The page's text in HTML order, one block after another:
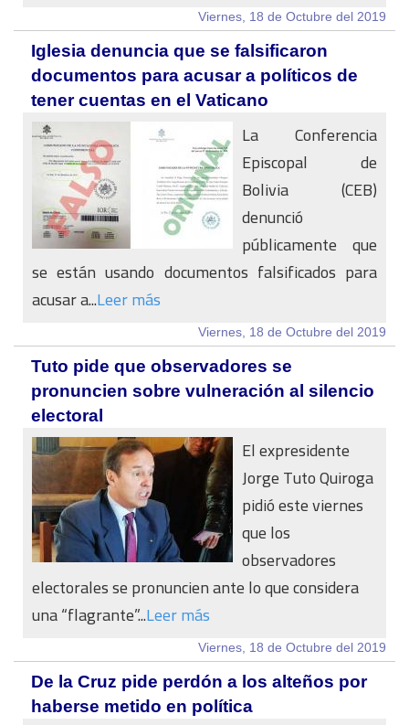
Viernes, 18 de Octubre del 2019
Iglesia denuncia que se falsificaron
documentos para acusar a políticos de
tener cuentas en el Vaticano
La Conferencia
Episcopal de
Bolivia (CEB)
denunció
públicamente que
se están usando documentos falsificados para
acusar a...Leer más
Viernes, 18 de Octubre del 2019
Tuto pide que observadores se
pronuncien sobre vulneración al silencio
electoral
El expresidente
Jorge Tuto Quiroga
pidió este viernes
que los
observadores
electorales se pronuncien ante lo que considera
una “flagrante”...Leer más
Viernes, 18 de Octubre del 2019
De la Cruz pide perdón a los alteños por
haberse metido en política